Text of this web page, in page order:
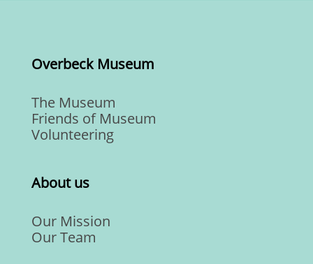
Overbeck Museum
The Museum
Friends of Museum
Volunteering
About us
Our Mission
Our Team